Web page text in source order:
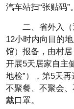
汽车站扫“张贴码”。
二、省外入
12小时内向目的
馆）报备，由村
开展5天居家自主
地检”），第5天
不聚餐、不聚会
戴口罩。